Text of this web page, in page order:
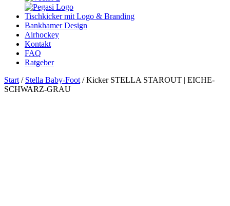
Tischkicker mit Logo & Branding
Bankhamer Design
Airhockey
Kontakt
FAQ
Ratgeber
Start / Stella Baby-Foot / Kicker STELLA STAROUT | EICHE-
SCHWARZ-GRAU